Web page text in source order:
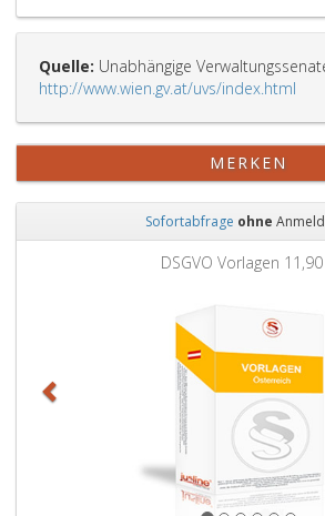
Quelle: Unabhängige
http://www.wien.gv.at/uvs/index.html
MERKEN
Sofortabfrage ohne
DSGVO Vorlagen